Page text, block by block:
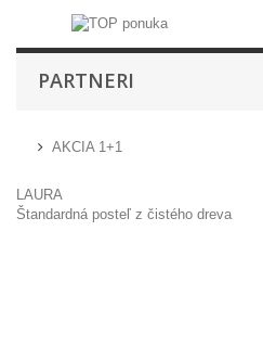
PARTNERI
AKCIA 1+1
LAURA
Štandardná posteľ z čistého dreva